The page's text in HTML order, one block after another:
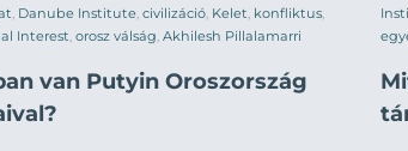
Danube Institute civilizáció Kelet konfliktus
Interest orosz válság Akhilesh Pillalamarri
van Putyin Oroszország